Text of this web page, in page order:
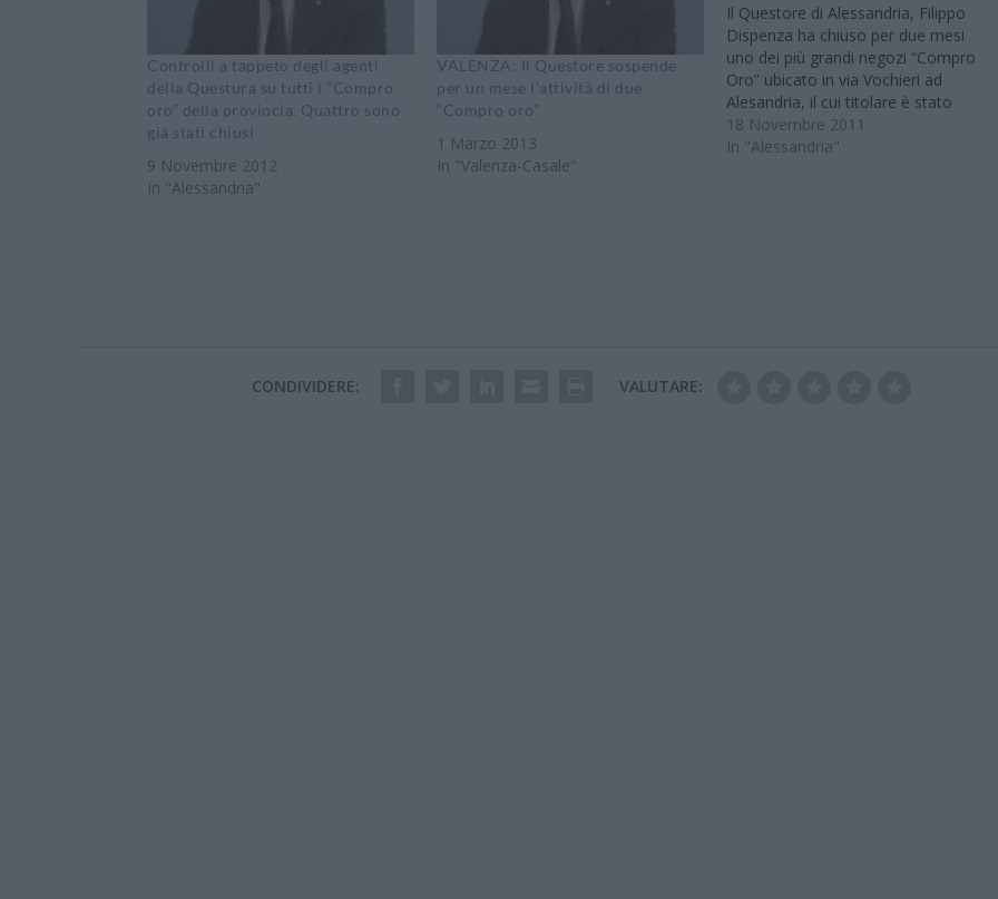
Controlli a tappeto degli agenti
della Questura su tutti i “Compro
oro” della provincia. Quattro sono
già stati chiusi
9 Novembre 2012
In "Alessandria"
VALENZA: Il Questore sospende
per un mese l’attività di due
“Compro oro”
1 Marzo 2013
In "Valenza-Casale"
Il Questore di Alessandria, Filippo
Dispenza ha chiuso per due mesi
uno dei più grandi negozi “Compro
Oro” ubicato in via Vochieri ad
Alesandria, il cui titolare è stato
coinvolto in un’operazione svolta
dalla Squadra Mobile della Questura
18 Novembre 2011
In "Alessandria"
CONDIVIDERE: VALUTARE: